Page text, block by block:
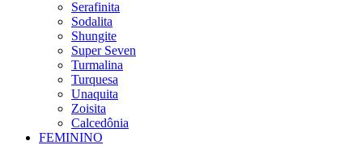
Serafinita
Sodalita
Shungite
Super Seven
Turmalina
Turquesa
Unaquita
Zoisita
Calcedônia
FEMININO